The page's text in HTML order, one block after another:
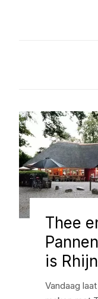
Thee
is
Vandaag